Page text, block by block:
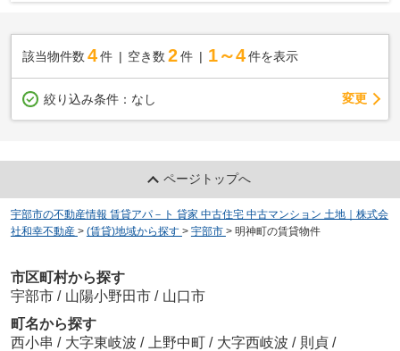
該当物件数 4件 空き数 2 件 1～4 件を表示
絞り込み条件： なし 変更
ページトップへ
宇部市の不動産情報 賃貸アパ－ト 貸家 中古住宅 中古マンション 土地｜株式会
社和幸不動産 > (賃貸)地域から探す > 宇部市 > 明神町の賃貸物件
市区町村から探す
宇部市 / 山陽小野田市 / 山口市
町名から探す
西小串 / 大字東岐波 / 上野中町 / 大字西岐波 / 則貞 /